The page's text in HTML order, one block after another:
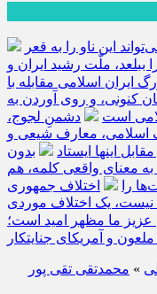
این ناو را به قعر
ببلعد، ملّت رشید ایران و
ایران اسلامی مقابله با
کنونی، و روی آوردن به
است
دشمنِ لجوج،
اسلامی، معارف شیعی و
اینها ایستاد
بدون
به معنای واقعی کلمه، هم
را
اختلاف جمهوری
نیست، یک اختلاف موردی
عزیز ما مظهر امید است؛
و آمریکای جنایتکار
» محمدتقی تقی پور